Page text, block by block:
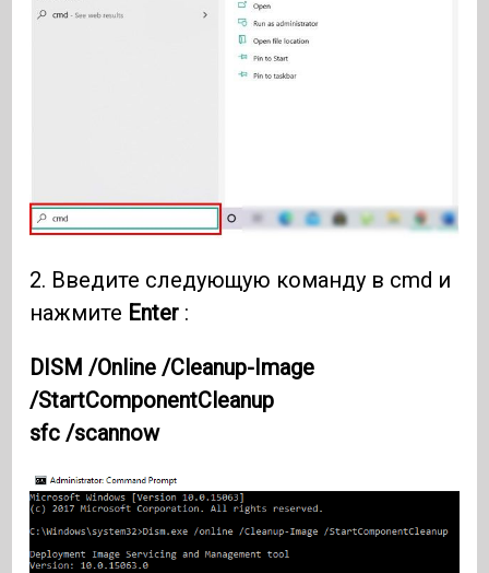
2. Введите следующую команду в cmd и
нажмите Enter :
DISM /Online /Cleanup-Image
/StartComponentCleanup
sfc /scannow